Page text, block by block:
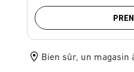
Bien sûr, un magasin